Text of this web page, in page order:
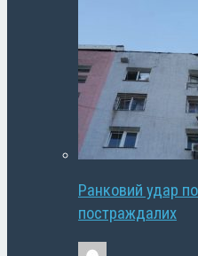
Ранковий удар
постраждалих